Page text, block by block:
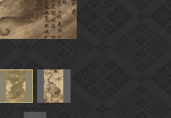
文化庁よりご挨拶
今月のみどころ
ヘルプ
このサイトについて
関連サイトリンク